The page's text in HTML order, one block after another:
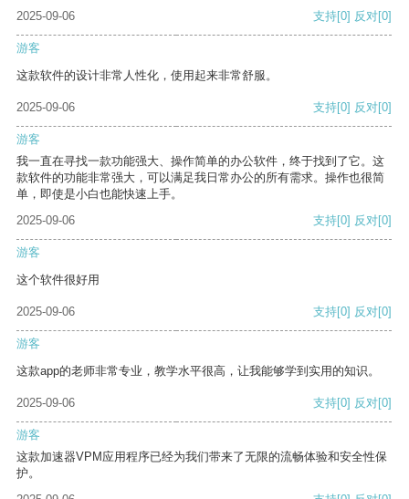
2025-09-06 支持[0] 反对[0]
游客
这款软件的设计非常人性化，使用起来非常舒服。
2025-09-06 支持[0] 反对[0]
游客
我一直在寻找一款功能强大、操作简单的办公软件，终于找到了它。这
款软件的功能非常强大，可以满足我日常办公的所有需求。操作也很简
单，即使是小白也能快速上手。
2025-09-06
支持[0] 反对[0]
游客
这个软件很好用
2025-09-06 支持[0] 反对[0]
游客
这款app的老师非常专业，教学水平很高，让我能够学到实用的知识。
2025-09-06 支持[0] 反对[0]
游客
这款加速器VPM应用程序已经为我们带来了无限的流畅体验和安全性保
护。